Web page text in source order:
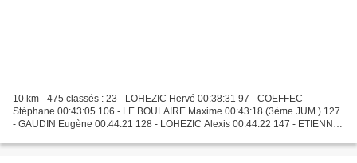
10 km - 475 classés : 23 - LOHEZIC Hervé 00:38:31 97 - COEFFEC
Stéphane 00:43:05 106 - LE BOULAIRE Maxime 00:43:18 (3ème JUM ) 127
- GAUDIN Eugène 00:44:21 128 - LOHEZIC Alexis 00:44:22 147 - ETIENNE